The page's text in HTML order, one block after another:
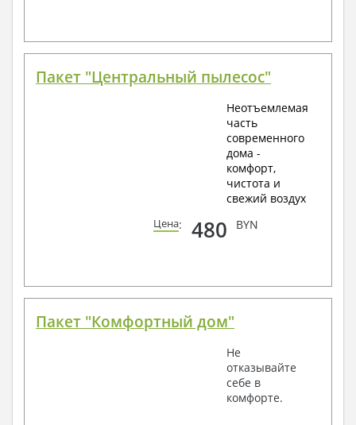
Пакет "Центральный пылесос"
Неотъемлемая
часть
современного
дома -
комфорт,
чистота и
свежий воздух
Цена: 480 BYN
Пакет "Комфортный дом"
Не
отказывайте
себе в
комфорте.